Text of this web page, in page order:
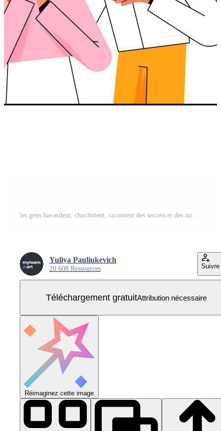
les gens bavardent, chuchotent, racontent des secrets et des nouvelles Vecteur Gratuit
Yuliya Pauliukevich
20 608 Ressources Suivre
Téléchargement gratuitAttribution nécessaire
Réimaginez cette image